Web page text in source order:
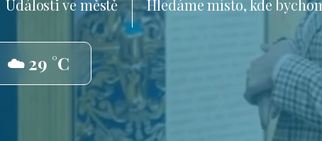
Události ve městě Hledáme místo, kde
☁️ 29 °C